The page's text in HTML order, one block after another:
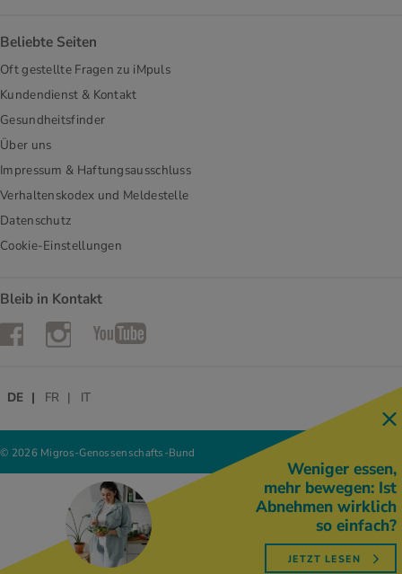
Beliebte Seiten
Oft gestellte Fragen zu iMpuls
Kundendienst & Kontakt
Gesundheitsfinder
Über uns
Impressum & Haftungsausschluss
Verhaltenskodex und Meldestelle
Datenschutz
Cookie-Einstellungen
Bleib in Kontakt
FacebookInstagramYouTube
© 2026 Migros-Genossenschafts-Bund
DE FR IT
Weniger essen,
mehr bewegen: Ist
Abnehmen wirklich
so einfach?
JETZT LESEN